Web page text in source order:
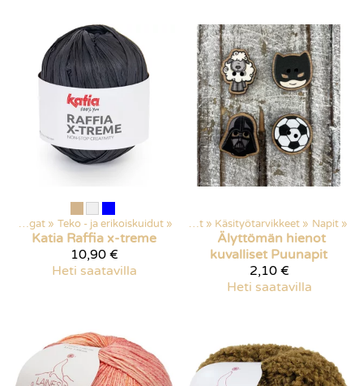
Langat ‪» Teko - ja erikoiskuidut ‪»
Katia Raffia x-treme
10,90 €
Heti saatavilla
Kaikki tuotteet ‪» Käsityötarvikkeet ‪» Napit ‪»
Älyttömän hienot
kuvalliset Puunapit
2,10 €
Heti saatavilla